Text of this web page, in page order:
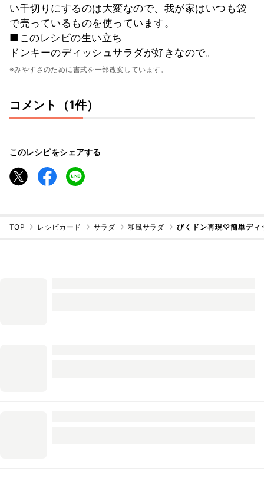
い千切りにするのは大変なので、我が家はいつも袋
で売っているものを使っています。
■このレシピの生い立ち
ドンキーのディッシュサラダが好きなので。
※みやすさのために書式を一部改変しています。
コメント（1件）
このレシピをシェアする
TOP レシピカード サラダ 和風サラダ びくドン再現♡簡単ディ